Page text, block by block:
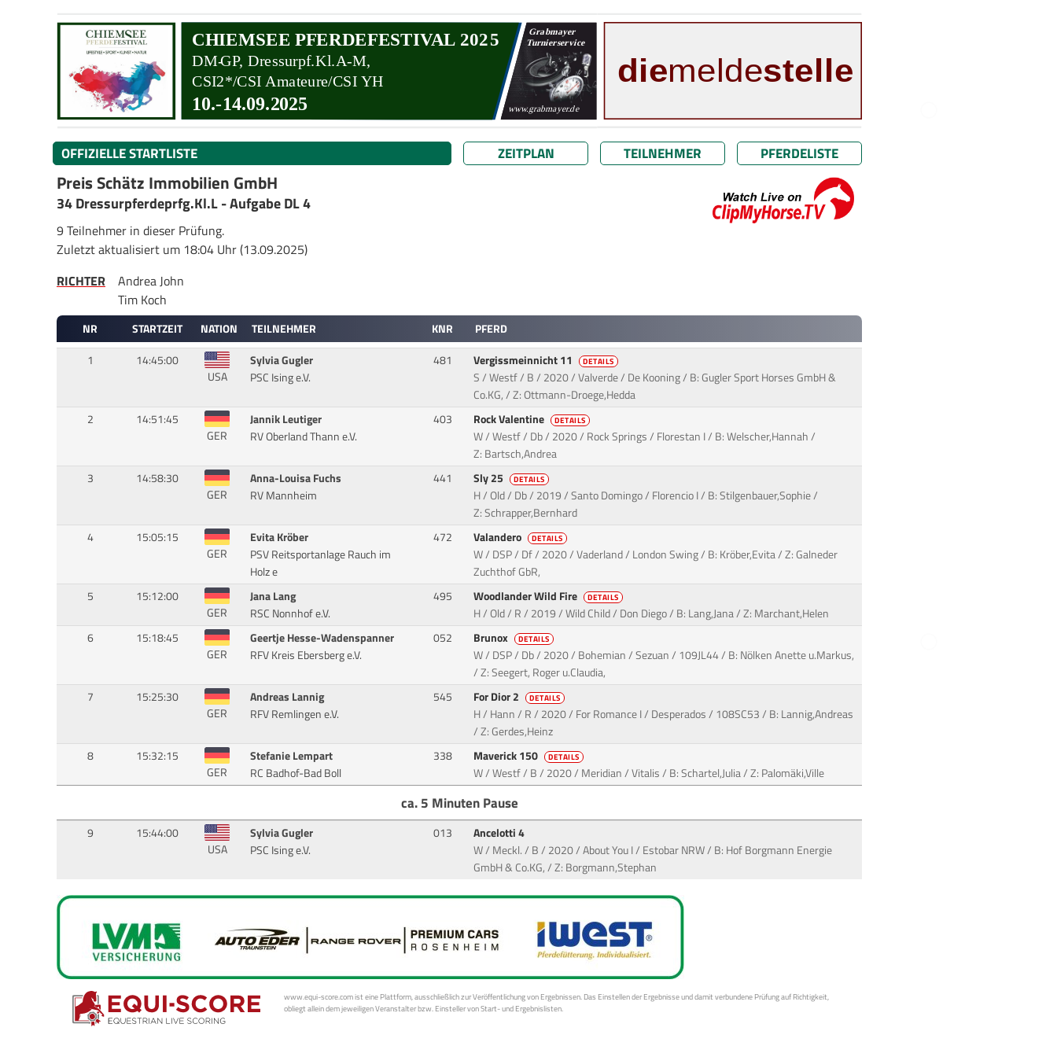
OFFIZIELLE STARTLISTE ZEITPLAN TEILNEHMER PFERDELISTE
Preis Schätz Immobilien GmbH
34 Dressurpferdeprfg.Kl.L - Aufgabe DL 4
9 Teilnehmer in dieser Prüfung.
Zuletzt aktualisiert um 18:04 Uhr (13.09.2025)
RICHTER
Andrea John
Tim Koch
NR STARTZEIT NATION TEILNEHMER KNR
PFERD
1
14:45:00
USA
Sylvia Gugler
PSC Ising e.V.
481 Vergissmeinnicht 11 DETAILS
S / Westf / B / 2020 / Valverde / De Kooning / B: Gugler Sport Horses GmbH &
Co.KG, / Z: Ottmann-Droege,Hedda
2
14:51:45
GER
Jannik Leutiger
RV Oberland Thann e.V.
403 Rock Valentine DETAILS
W / Westf / Db / 2020 / Rock Springs / Florestan I / B: Welscher,Hannah /
Z: Bartsch,Andrea
3
14:58:30
GER
Anna-Louisa Fuchs
RV Mannheim
441 Sly 25 DETAILS
H / Old / Db / 2019 / Santo Domingo / Florencio I / B: Stilgenbauer,Sophie /
Z: Schrapper,Bernhard
4
15:05:15
GER
Evita Kröber
PSV Reitsportanlage Rauch im
Holz e
472 Valandero DETAILS
W / DSP / Df / 2020 / Vaderland / London Swing / B: Kröber,Evita / Z: Galneder
Zuchthof GbR,
5
15:12:00
GER
Jana Lang
RSC Nonnhof e.V.
495 Woodlander Wild Fire DETAILS
H / Old / R / 2019 / Wild Child / Don Diego / B: Lang,Jana / Z: Marchant,Helen
6
15:18:45
GER
Geertje Hesse-Wadenspanner
RFV Kreis Ebersberg e.V.
052 Brunox DETAILS
W / DSP / Db / 2020 / Bohemian / Sezuan / 109JL44 / B: Nölken Anette u.Markus,
/ Z: Seegert, Roger u.Claudia,
7
15:25:30
GER
Andreas Lannig
RFV Remlingen e.V.
545 For Dior 2 DETAILS
H / Hann / R / 2020 / For Romance I / Desperados / 108SC53 / B: Lannig,Andreas
/ Z: Gerdes,Heinz
8
15:32:15
GER
Stefanie Lempart
RC Badhof-Bad Boll
338 Maverick 150 DETAILS
W / Westf / B / 2020 / Meridian / Vitalis / B: Schartel,Julia / Z: Palomäki,Ville
ca. 5 Minuten Pause
9
15:44:00
USA
Sylvia Gugler
PSC Ising e.V.
013
Ancelotti 4
W / Meckl. / B / 2020 / About You I / Estobar NRW / B: Hof Borgmann Energie
GmbH & Co.KG, / Z: Borgmann,Stephan
www.equi-score.com ist eine Plattform, ausschließlich zur Veröffentlichung von Ergebnissen. Das Einstellen der Ergebnisse und damit verbundene Prüfung auf Richtigkeit,
obliegt allein dem jeweiligen Veranstalter bzw. Einsteller von Start- und Ergebnislisten.